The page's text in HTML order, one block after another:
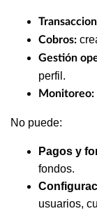
Cobros:
Gestión
perfil.
Monitoreo:
No puede:
Pagos y
fondos.
usuarios,